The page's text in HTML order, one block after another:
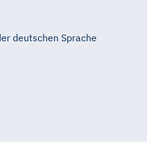
deutschen Sprache